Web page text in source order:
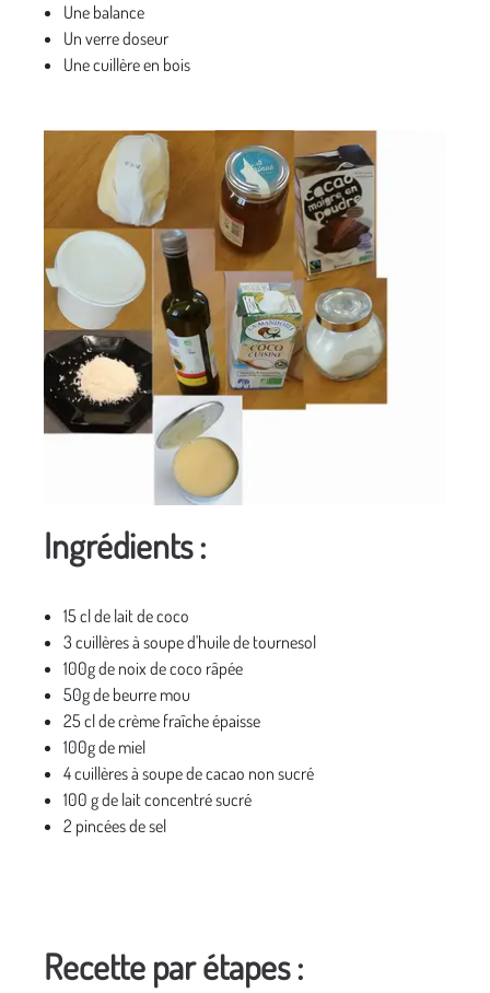
Une balance
Un verre doseur
Une cuillère en bois
Ingrédients :
15 cl de lait de coco
3 cuillères à soupe d'huile de tournesol
100g de noix de coco râpée
50g de beurre mou
25 cl de crème fraîche épaisse
100g de miel
4 cuillères à soupe de cacao non sucré
100 g de lait concentré sucré
2 pincées de sel
Recette par étapes :